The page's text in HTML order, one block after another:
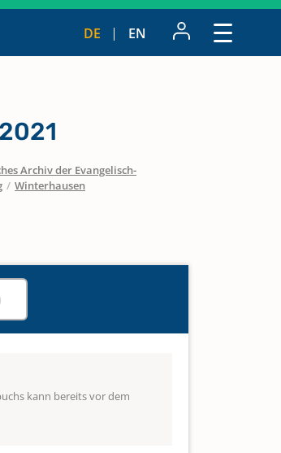
DE EN
Archiv der Evangelisch-
/ Winterhausen
kann bereits vor dem